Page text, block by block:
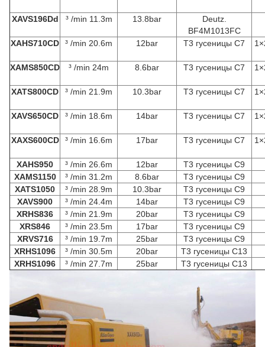
XAVS196Dd ³ /min 11.3m 13.8bar
Deutz.
BF4M1013FC
XAHS710CD
³ /min 20.6m 12bar T3 гусеницы C7
XAMS850CD ³ /min 24m 8.6bar T3 гусеницы C7
XATS800CD ³ /min 21.9m 10.3bar T3 гусеницы C7
XAVS650CD ³ /min 18.6m 14bar T3 гусеницы C7
XAXS600CD ³ /min 16.6m 17bar T3 гусеницы C7
XAHS950 ³ /min 26.6m 12bar
T3 гусеницы C9
XAMS1150
³ /min 31.2m 8.6bar
T3 гусеницы C9
XATS1050
³ /min 28.9m 10.3bar
T3 гусеницы C9
XAVS900
³ /min 24.4m 14bar
T3 гусеницы C9
XRHS836
³ /min 21.9m 20bar
T3 гусеницы C9
XRS846
³ /min 23.5m 17bar
T3 гусеницы C9
XRVS716
³ /min 19.7m 25bar
T3 гусеницы C9
XRHS1096
³ /min 30.5m 20bar
T3 гусеницы C13
XRHS1096
³ /min 27.7m 25bar T3 гусеницы C13